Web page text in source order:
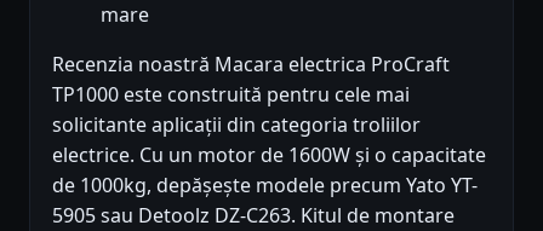
mare
Recenzia noastră Macara electrica ProCraft
TP1000 este construită pentru cele mai
solicitante aplicații din categoria troliilor
electrice. Cu un motor de 1600W și o capacitate
de 1000kg, depășește modele precum Yato YT-
5905 sau Detoolz DZ-C263. Kitul de montare